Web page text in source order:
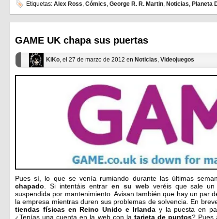
en
Facebook
(Se
abre
ventana
nueva)
en
(Se
abre
ventana
nueva)
Etiquetas: Alex Ross, Cómics, George R. R. Martin, Noticias, Planeta
GAME UK chapa sus puertas
KiKo , el 27 de marzo de 2012 en Noticias Videojuegos
Pues sí, lo que se venía rumiando durante las últimas
chapado . Si intentáis entrar en su web veréis que sale
suspendida por mantenimiento. Avisan también que hay un par
la empresa mientras duren sus problemas de solvencia. En
tiendas físicas en Reino Unido e Irlanday la puesta en
¿Tenías una cuenta en la web con la tarjeta de puntos? Pues